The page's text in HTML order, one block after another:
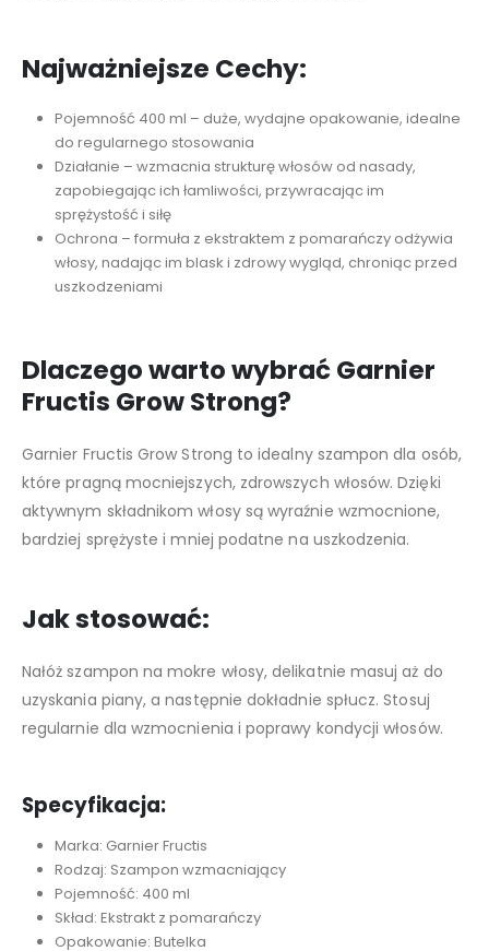
Najważniejsze Cechy:
Pojemność 400 ml – duże, wydajne opakowanie, idealne
do regularnego stosowania
Działanie – wzmacnia strukturę włosów od nasady,
zapobiegając ich łamliwości, przywracając im
sprężystość i siłę
Ochrona – formuła z ekstraktem z pomarańczy odżywia
włosy, nadając im blask i zdrowy wygląd, chroniąc przed
uszkodzeniami
Dlaczego warto wybrać Garnier
Fructis Grow Strong?
Garnier Fructis Grow Strong to idealny szampon dla osób,
które pragną mocniejszych, zdrowszych włosów. Dzięki
aktywnym składnikom włosy są wyraźnie wzmocnione,
bardziej sprężyste i mniej podatne na uszkodzenia.
Jak stosować:
Nałóż szampon na mokre włosy, delikatnie masuj aż do
uzyskania piany, a następnie dokładnie spłucz. Stosuj
regularnie dla wzmocnienia i poprawy kondycji włosów.
Specyfikacja:
Marka: Garnier Fructis
Rodzaj: Szampon wzmacniający
Pojemność: 400 ml
Skład: Ekstrakt z pomarańczy
Opakowanie: Butelka